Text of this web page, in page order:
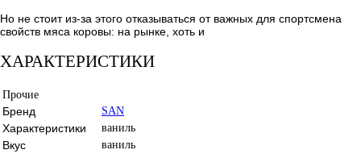
Но не стоит из-за этого отказываться от важных для спортсмена
свойств мяса коровы: на рынке, хоть и
ХАРАКТЕРИСТИКИ
Прочие
Бренд SAN
Характеристики ваниль
Вкус ваниль